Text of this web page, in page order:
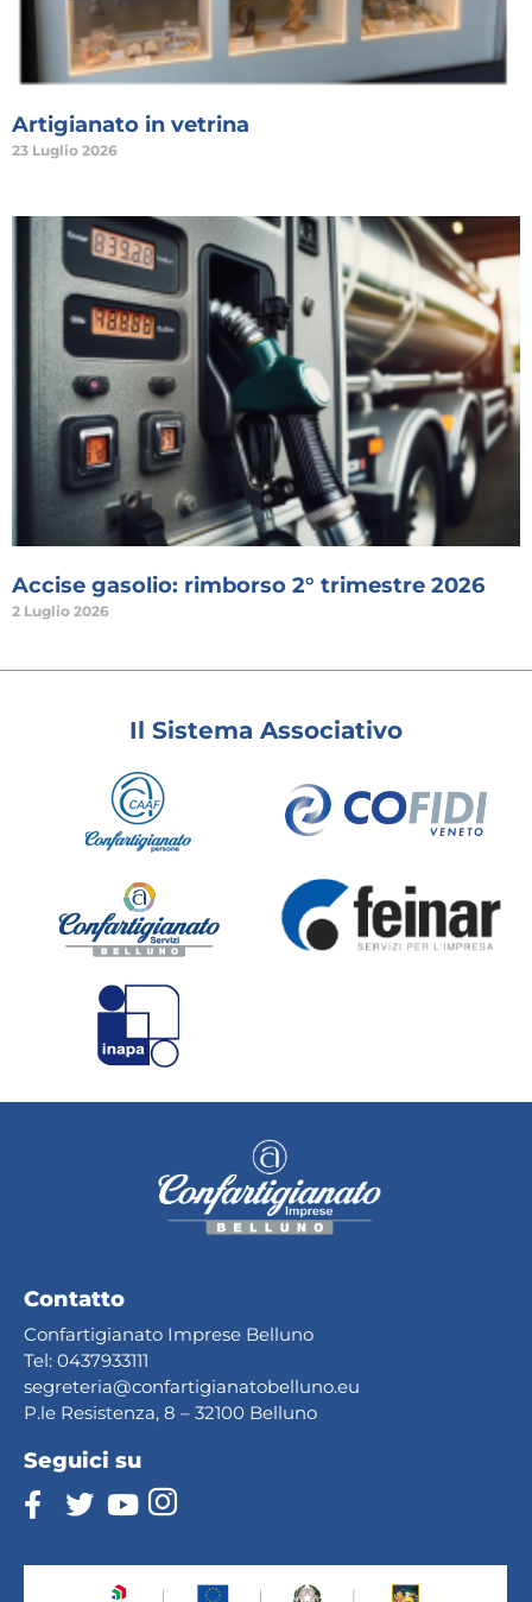
Artigianato in vetrina
23 Luglio 2026
Accise gasolio: rimborso 2° trimestre 2026
2 Luglio 2026
Il Sistema Associativo
Contatto
Confartigianato Imprese Belluno
Tel: 0437933111
segreteria@confartigianatobelluno.eu
P.le Resistenza, 8 – 32100 Belluno
Seguici su